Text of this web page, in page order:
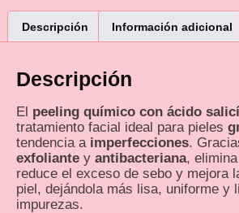
Descripción Información adicional
Descripción
El peeling químico con ácido
tratamiento facial ideal para pieles
tendencia a imperfecciones.
exfoliante y antibacteriana,
reduce el exceso de sebo y mejora
piel, dejándola más lisa, uniforme y
impurezas.